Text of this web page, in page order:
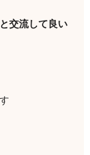
交流して良い